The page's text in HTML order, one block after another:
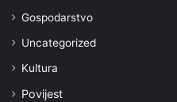
Gospodarstvo
Uncategorized
Kultura
Povijest